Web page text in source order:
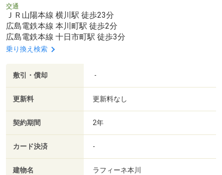
交通
ＪＲ山陽本線 横川駅 徒歩23分
広島電鉄本線 本川町駅 徒歩2分
広島電鉄本線 十日市町駅 徒歩3分
乗り換え検索
敷引・償却 -
更新料 更新料なし
契約期間 2年
カード決済 -
建物名 ラフィーネ本川